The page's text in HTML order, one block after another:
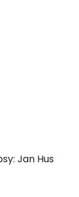
Jan Hus